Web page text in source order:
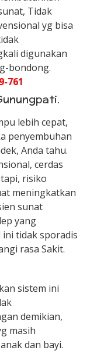
Tidak
yg bisa
digunakan
bondong.
761
lebih cepat,
penyembuhan
Anda tahu.
cerdas
risiko
meningkatkan
sunat
yang
ini tidak sporadis
rasa Sakit.
sistem ini
demikian,
masih
dan bayi.